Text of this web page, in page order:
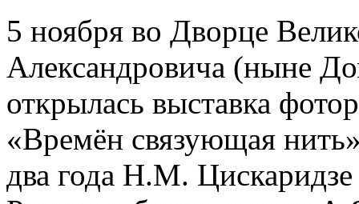
5 ноября во Дворце
Александровича (ныне
открылась выставка
«Времён связующая
два года Н.М.